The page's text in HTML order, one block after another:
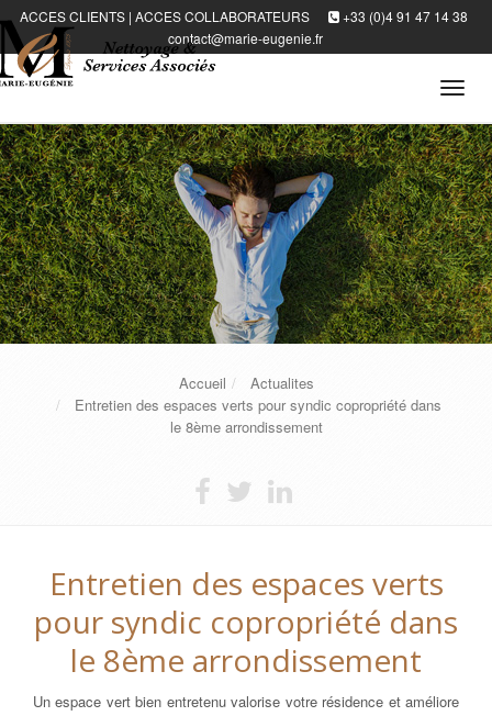
ACCES CLIENTS| ACCES COLLABORATEURS
+33 (0)4 91 47 14 38
contact@marie-eugenie.fr
Accueil
Actualites
Entretien des espaces verts pour syndic copropriété dans
le 8ème arrondissement
Entretien des espaces verts
pour syndic copropriété dans
le 8ème arrondissement
Un espace vert bien entretenu valorise votre résidence et améliore